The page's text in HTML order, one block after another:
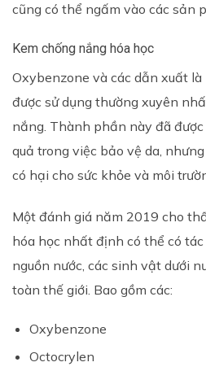
cũng có thể ngấm vào các sản
Kem chống nắng hóa học
Oxybenzone và các dẫn xuất là
được sử dụng thường xuyên
nắng. Thành phần này đã
quả trong việc bảo vệ da,
có hại cho sức khỏe và môi
Một đánh giá năm 2019 cho
hóa học nhất định có thể có
nguồn nước, các sinh vật dưới
toàn thế giới. Bao gồm các:
Oxybenzone
Octocrylen